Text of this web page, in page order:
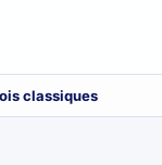
classiques